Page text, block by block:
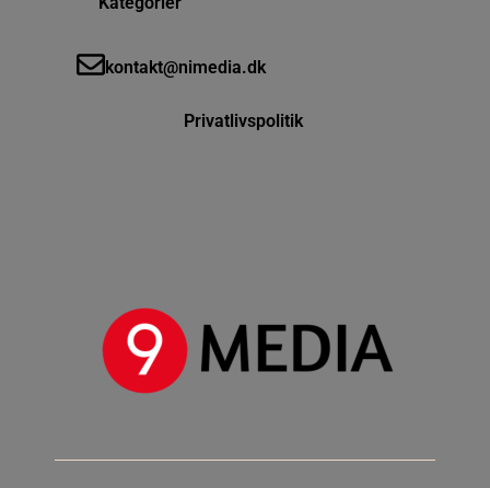
kontakt@nimedia.dk
Privatlivspolitik